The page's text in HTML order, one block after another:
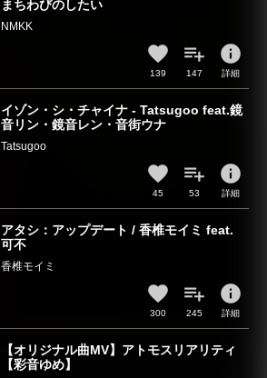
まちわびのしたい
NMKK
139 147
info
詳細
イゾン・シ・チャイナ - Tatsugoo feat.鏡
音リン・鏡音レン・音街ウナ
Tatsugoo
45 53
info
詳細
アタシ：アップデート / 香椎モイミ feat.
可不
香椎モイミ
300 245
info
詳細
【オリジナル曲MV】アトモスリアリティ
【彩音ゆめ】